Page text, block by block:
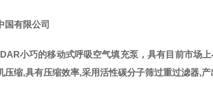
国有限公司
小巧的移动式呼吸空气填充泵，具有目前市场
压缩,具有压缩效率,采用活性碳分子筛过重过滤器,